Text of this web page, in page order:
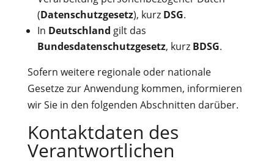
(Datenschutzgesetz), kurz DSG.
In Deutschland gilt das
Bundesdatenschutzgesetz, kurzBDSG.
Sofern weitere regionale oder nationale
Gesetze zur Anwendung kommen, informieren
wir Sie in den folgenden Abschnitten darüber.
Kontaktdaten des
Verantwortlichen